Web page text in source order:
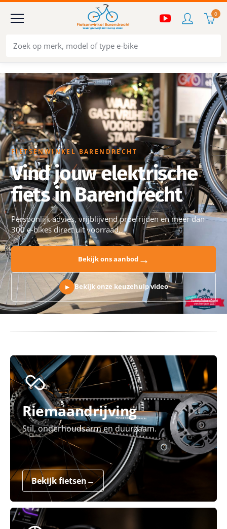
0
FIETSENWINKEL BARENDRECHT
Vind jouw elektrische
fiets in Barendrecht
Persoonlijk advies, vrijblijvend proefrijden en meer dan
300 e-bikes direct uit voorraad.
Bekijk ons aanbod→
▶ Bekijk onze keuzehulp video
Riemaandrijving
Stil, onderhoudsarm en duurzaam.
Bekijk fietsen→